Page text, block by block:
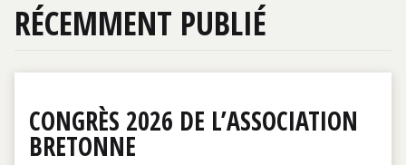
RÉCEMMENT PUBLIÉ
CONGRÈS 2026 DE L’ASSOCIATION
BRETONNE